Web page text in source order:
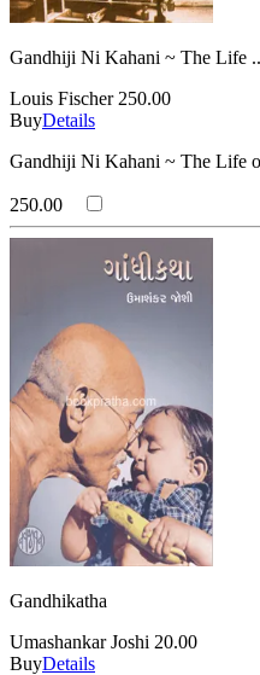
Gandhiji Ni Kahani ~ The Life
Louis Fischer 250.00
BuyDetails
Gandhiji Ni Kahani ~ The Life
250.00
Gandhikatha
Umashankar Joshi 20.00
BuyDetails